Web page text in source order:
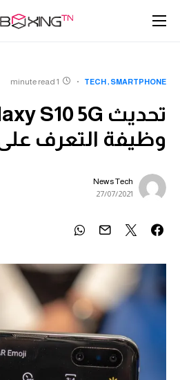
SMARTPHONE
TECH
1 minute read
وظيفة التعرف
News Tech
27/07/2021